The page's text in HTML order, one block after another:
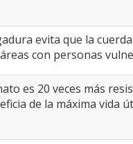
evita que la
con personas
es 20 veces más
de la máxima